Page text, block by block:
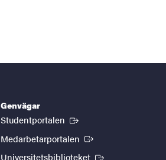
Genvägar
Studentportalen (Extern länk)
Medarbetarportalen (Extern länk)
Universitetsbiblioteket (Extern länk)